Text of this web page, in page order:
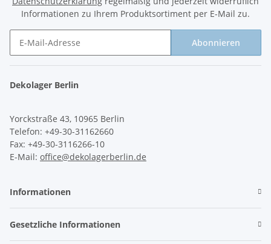
Informationen zu Ihrem Produktsortiment per E-Mail zu.
Abonnieren
Dekolager Berlin
Yorckstraße 43, 10965 Berlin
Telefon: +49-30-31162660
Fax: +49-30-3116266-10
E-Mail: office@dekolagerberlin.de
Informationen
Gesetzliche Informationen